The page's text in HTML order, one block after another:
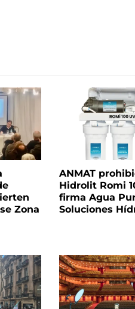
Zona
ANMAT
Hidrolit Romi
firma Agua
Soluciones